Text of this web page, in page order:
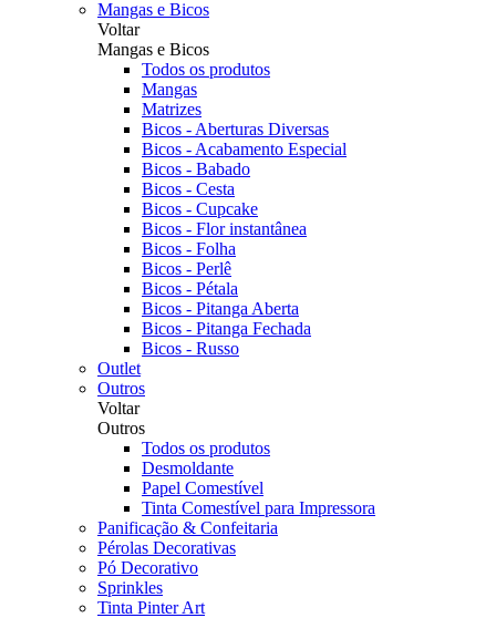
Mangas e Bicos
Voltar
Mangas e Bicos
Todos os produtos
Mangas
Matrizes
Bicos - Aberturas Diversas
Bicos - Acabamento Especial
Bicos - Babado
Bicos - Cesta
Bicos - Cupcake
Bicos - Flor instantânea
Bicos - Folha
Bicos - Perlê
Bicos - Pétala
Bicos - Pitanga Aberta
Bicos - Pitanga Fechada
Bicos - Russo
Outlet
Outros
Voltar
Outros
Todos os produtos
Desmoldante
Papel Comestível
Tinta Comestível para Impressora
Panificação & Confeitaria
Pérolas Decorativas
Pó Decorativo
Sprinkles
Tinta Pinter Art